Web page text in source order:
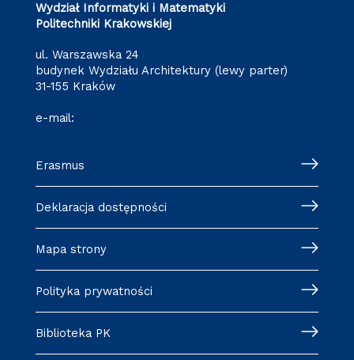
Wydział Informatyki i Matematyki
Politechniki Krakowskiej
ul. Warszawska 24
budynek Wydziału Architektury (lewy parter)
31-155 Kraków
e-mail:
Erasmus
Deklaracja dostępności
Mapa strony
Polityka prywatności
Biblioteka PK